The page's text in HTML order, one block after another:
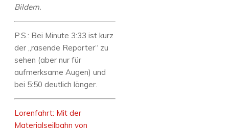
Bildern.
P.S.: Bei Minute 3:33 ist kurz
der „rasende Reporter“ zu
sehen (aber nur für
aufmerksame Augen) und
bei 5:50 deutlich länger.
Lorenfahrt: Mit der
Materialseilbahn von